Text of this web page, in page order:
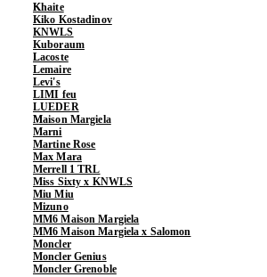
Khaite
Kiko Kostadinov
KNWLS
Kuboraum
Lacoste
Lemaire
Levi's
LIMI feu
LUEDER
Maison Margiela
Marni
Martine Rose
Max Mara
Merrell 1 TRL
Miss Sixty x KNWLS
Miu Miu
Mizuno
MM6 Maison Margiela
MM6 Maison Margiela x Salomon
Moncler
Moncler Genius
Moncler Grenoble